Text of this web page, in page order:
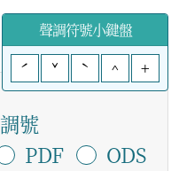
聲調符號小鍵盤
ˊ
ˇ ˋ ^ +
調號
PDF
ODS